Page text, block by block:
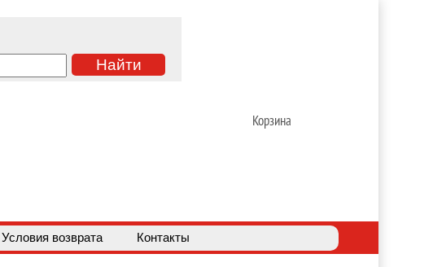
Корзина
Условия возврата Контакты